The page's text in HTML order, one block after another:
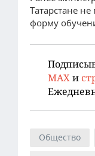
Татарстане
форму
MAX и
Общество